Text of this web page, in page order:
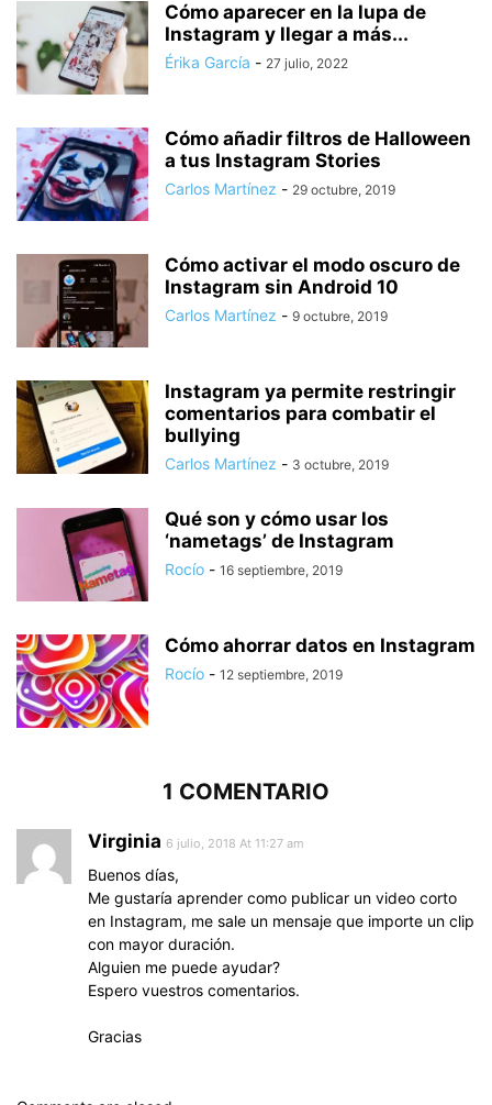
Cómo aparecer en la lupa de
Instagram y llegar a más...
Érika García - 27 julio, 2022
Cómo añadir filtros de Halloween
a tus Instagram Stories
Carlos Martínez - 29 octubre, 2019
Cómo activar el modo oscuro de
Instagram sin Android 10
Carlos Martínez - 9 octubre, 2019
Instagram ya permite restringir
comentarios para combatir el
bullying
Carlos Martínez - 3 octubre, 2019
Qué son y cómo usar los
‘nametags’ de Instagram
Rocío - 16 septiembre, 2019
Cómo ahorrar datos en Instagram
Rocío - 12 septiembre, 2019
1 COMENTARIO
Virginia 6 julio, 2018 At 11:27 am
Buenos días,
Me gustaría aprender como publicar un video corto
en Instagram, me sale un mensaje que importe un clip
con mayor duración.
Alguien me puede ayudar?
Espero vuestros comentarios.
Gracias